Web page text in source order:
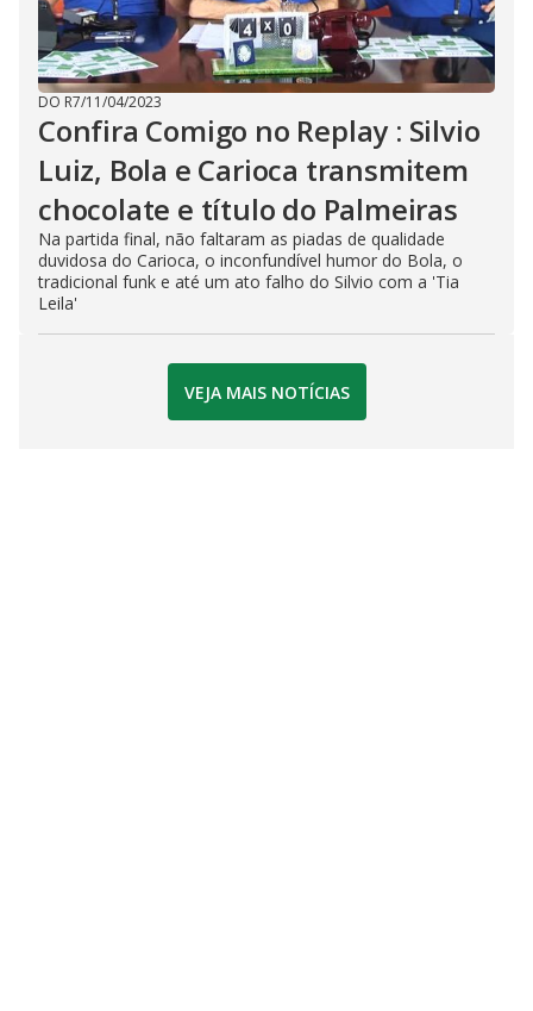
DO R7/11/04/2023
Confira Comigo no Replay : Silvio
Luiz, Bola e Carioca transmitem
chocolate e título do Palmeiras
Na partida final, não faltaram as piadas de qualidade
duvidosa do Carioca, o inconfundível humor do Bola, o
tradicional funk e até um ato falho do Silvio com a 'Tia
Leila'
VEJA MAIS NOTÍCIAS